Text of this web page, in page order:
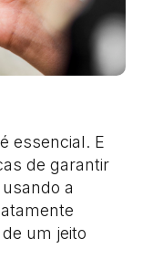
essencial. E
de garantir
a
um jeito